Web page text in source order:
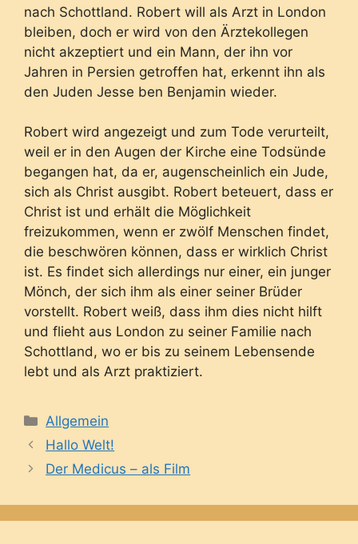
nach Schottland. Robert will als Arzt in London
bleiben, doch er wird von den Ärztekollegen
nicht akzeptiert und ein Mann, der ihn vor
Jahren in Persien getroffen hat, erkennt ihn als
den Juden Jesse ben Benjamin wieder.
Robert wird angezeigt und zum Tode verurteilt,
weil er in den Augen der Kirche eine Todsünde
begangen hat, da er, augenscheinlich ein Jude,
sich als Christ ausgibt. Robert beteuert, dass er
Christ ist und erhält die Möglichkeit
freizukommen, wenn er zwölf Menschen findet,
die beschwören können, dass er wirklich Christ
ist. Es findet sich allerdings nur einer, ein junger
Mönch, der sich ihm als einer seiner Brüder
vorstellt. Robert weiß, dass ihm dies nicht hilft
und flieht aus London zu seiner Familie nach
Schottland, wo er bis zu seinem Lebensende
lebt und als Arzt praktiziert.
Kategorien
Allgemein
Hallo Welt!
Der Medicus – als Film